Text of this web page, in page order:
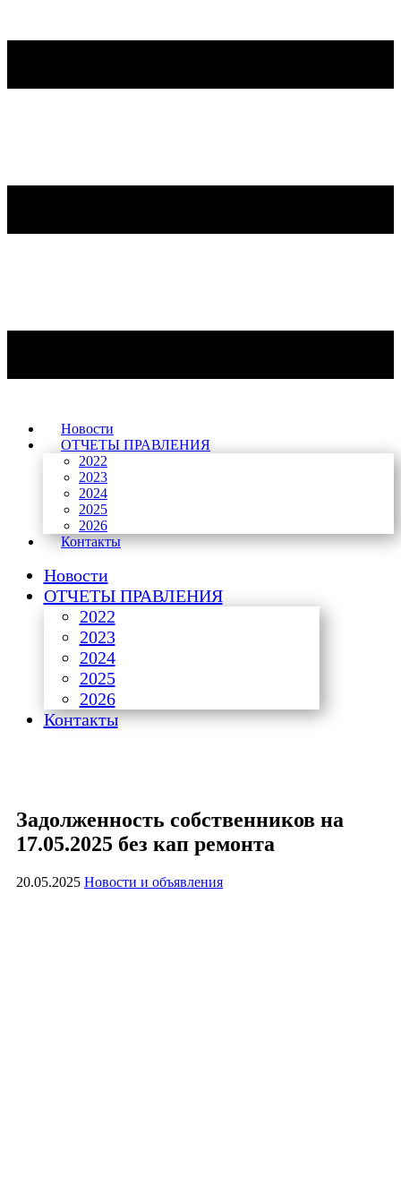
Новости
ОТЧЕТЫ ПРАВЛЕНИЯ
2022
2023
2024
2025
2026
Контакты
Новости
ОТЧЕТЫ ПРАВЛЕНИЯ
2022
2023
2024
2025
2026
Контакты
Задолженность собственников на
17.05.2025 без кап ремонта
20.05.2025 Новости и объявления